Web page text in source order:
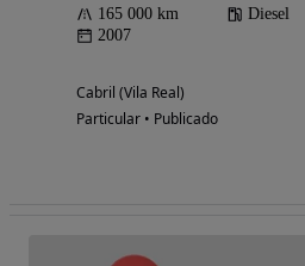
165 000 km Diesel
2007
Cabril (Vila Real)
Particular • Publicado